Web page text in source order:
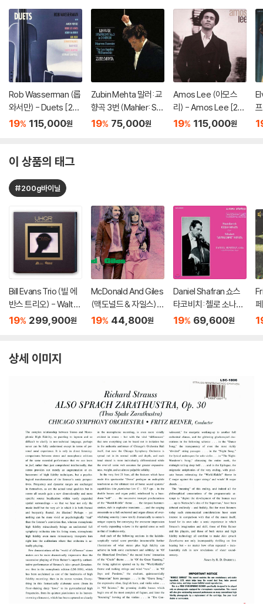
Rob Wasserman (롭
와서만) - Duets [2L
P]
19% 115,000원
Zubin Mehta 말러: 교
향곡 3번 (Mahler: Sy
mphony No. 3) [SA
19% 75,000원
Amos Lee (아모스
리) - Amos Lee [2L
P]
19% 115,000원
이 상품의 태그
#200g바이닐
Bill Evans Trio (빌 에
반스 트리오) - Waltz
For Debby [2LP]
19% 299,900원
McDonald And Giles
(맥도널드 & 자일스) -
McDonald And Giles
19% 44,800원
Daniel Shafran 쇼스
타코비치: 첼로 소나타
/ 슈베르트: 아르페지
19% 69,600원
상세 이미지